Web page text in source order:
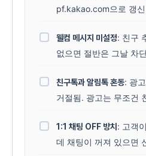
pf.kakao.com으로 갱신
웰컴 메시지 미설정: 친구
없으면 절반은 그날 차
친구톡과 알림톡 혼동: 광
거절됨. 광고는 무조건
1:1 채팅 OFF 방치 : 고객
데 채팅이 꺼져 있으면